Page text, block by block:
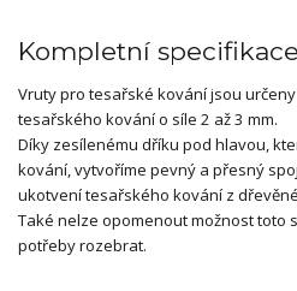
Kompletní specifikace
Vruty pro tesařské kování jsou
tesařského kování o síle 2 až 3 mm.
Díky zesílenému dříku pod hlavou,
kování, vytvoříme pevný a přesný
ukotvení tesařského kování z
Také nelze opomenout možnost toto
potřeby rozebrat.